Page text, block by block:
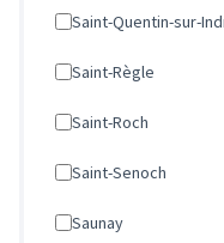
Saint-Quentin-sur-
Saint-Règle
Saint-Roch
Saint-Senoch
Saunay